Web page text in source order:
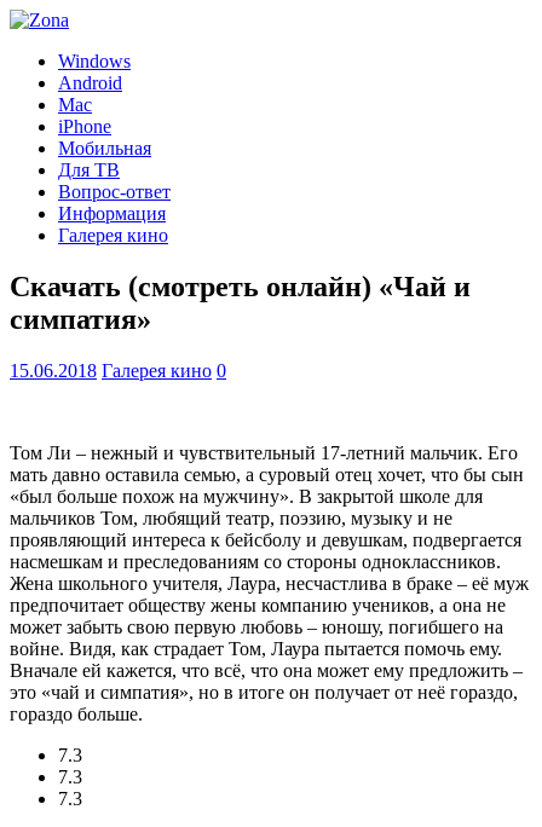
Windows
Android
Mac
iPhone
Мобильная
Для ТВ
Вопрос-ответ
Информация
Галерея кино
Скачать (смотреть онлайн) «Чай и
симпатия»
15.06.2018 Галерея кино 0
Том Ли – нежный и чувствительный 17-летний мальчик. Его
мать давно оставила семью, а суровый отец хочет, что бы сын
«был больше похож на мужчину». В закрытой школе для
мальчиков Том, любящий театр, поэзию, музыку и не
проявляющий интереса к бейсболу и девушкам, подвергается
насмешкам и преследованиям со стороны одноклассников.
Жена школьного учителя, Лаура, несчастлива в браке – её муж
предпочитает обществу жены компанию учеников, а она не
может забыть свою первую любовь – юношу, погибшего на
войне. Видя, как страдает Том, Лаура пытается помочь ему.
Вначале ей кажется, что всё, что она может ему предложить –
это «чай и симпатия», но в итоге он получает от неё гораздо,
гораздо больше.
7.3
7.3
7.3